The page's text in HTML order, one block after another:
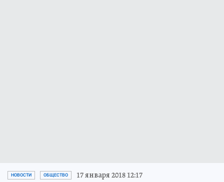
НОВОСТИ ОБЩЕСТВО 17 января 2018 12:17